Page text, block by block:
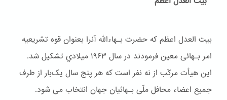
بیت العدل اعظم که حضرت بـهاءالله آنرا بعنوان قوه تشریعیه
امر بـهائی معین فرمودند در سال ۱۹۶۳ ميلادي تشکیل شد.
این هیأت مرکّب از نه نفر است که هر پنج سال یک‌بار از طرف
جمیع اعضاء محافل ملّی بـهائیان جهان انتخاب می شود.